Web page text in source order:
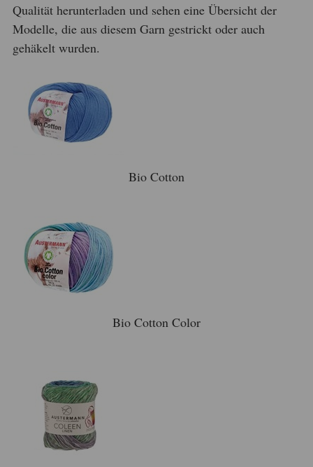
Qualität herunterladen und sehen eine Übersicht der
Modelle, die aus diesem Garn gestrickt oder auch
gehäkelt wurden.
Bio Cotton
Bio Cotton Color